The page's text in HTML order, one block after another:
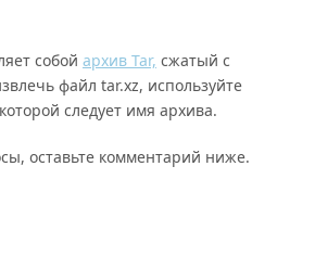
собой архив Tar, сжатый с
файл tar.xz, используйте
следует имя архива.
оставьте комментарий ниже.